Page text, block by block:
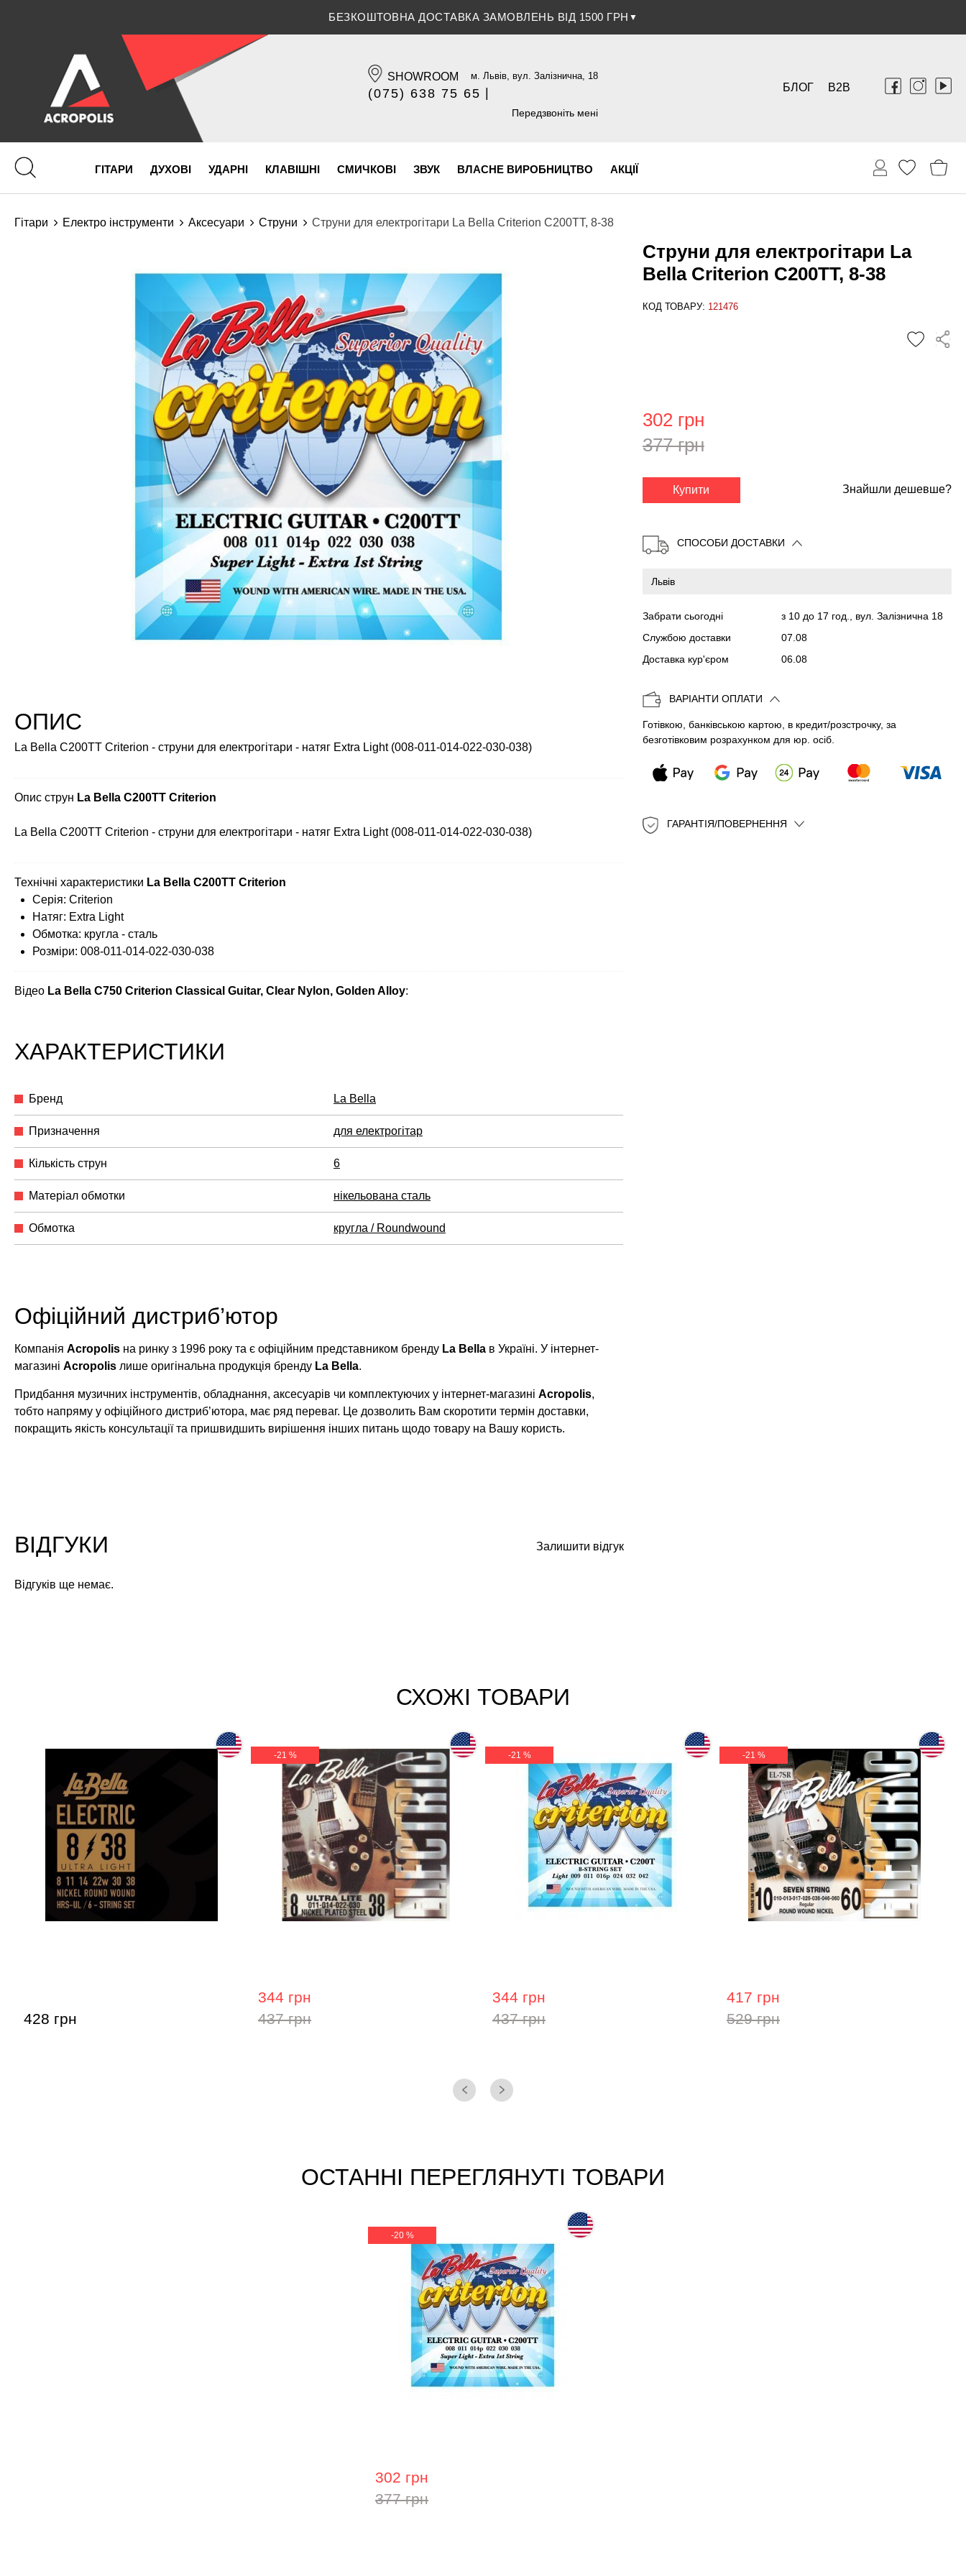
БЕЗКОШТОВНА ДОСТАВКА ЗАМОВЛЕНЬ ВІД 1500 ГРН ▼
ЗНИЖКА 5% ПРИ ОПЛАТІ БАНКІВСЬКОЮ КАРТКОЮ▼
SHOWROOM м. Львів, вул. Залізнична, 18
(075) 638 75 65
(096) 609 84 32
Передзвоніть мені
B2B
БЛОГ
ГІТАРИ ДУХОВІ УДАРНІ КЛАВІШНІ СМИЧКОВІ ЗВУК ВЛАСНЕ ВИРОБНИЦТВО АКЦІЇ
Гітари Електро інструменти Аксесуари Струни Струни для електрогітари La Bella Criterion C200TT, 8-38
Струни для електрогітари La
Bella Criterion C200TT, 8-38
КОД ТОВАРУ: 121476
✕
Копіювати
302 грн
377 грн
Купити Знайшли дешевше?
СПОСОБИ ДОСТАВКИ
Забрати сьогодні
з 10 до 17 год., вул. Залізнична 18
Службою доставки
07.08
Доставка кур'єром
06.08
ВАРІАНТИ ОПЛАТИ
Готівкою, банківською картою, в кредит/розстрочку, за
безготівковим розрахунком для юр. осіб.
ГАРАНТІЯ/ПОВЕРНЕННЯ
ОПИС
La Bella C200TT Criterion - струни для електрогітари - натяг Extra Light (008-011-014-022-030-038)
Опис струн La Bella C200TT Criterion
La Bella C200TT Criterion - струни для електрогітари - натяг Extra Light (008-011-014-022-030-038)
Технічні характеристики La Bella C200TT Criterion
Серія: Criterion
Натяг: Extra Light
Обмотка: кругла - сталь
Розміри: 008-011-014-022-030-038
Відео La Bella C750 Criterion Classical Guitar, Clear Nylon, Golden Alloy:
ХАРАКТЕРИСТИКИ
Бренд La Bella
Призначення для електрогітар
Кількість струн 6
Матеріал обмотки нікельована сталь
Обмотка кругла / Roundwound
Офіційний дистриб’ютор
Компанія Acropolis на ринку з 1996 року та є офіційним представником бренду La Bella в Україні. У інтернет-
магазині Acropolis лише оригінальна продукція бренду La Bella.
Придбання музичних інструментів, обладнання, аксесуарів чи комплектуючих у інтернет-магазині Acropolis,
тобто напряму у офіційного дистриб’ютора, має ряд переваг. Це дозволить Вам скоротити термін доставки,
покращить якість консультації та пришвидшить вирішення інших питань щодо товару на Вашу користь.
Залишити відгук
ВІДГУКИ
Відгуків ще немає.
СХОЖІ ТОВАРИ
428 грн
-21 %
344 грн
437 грн
-21 %
344 грн
437 грн
-21 %
417 грн
529 грн
ОСТАННІ ПЕРЕГЛЯНУТІ ТОВАРИ
-20 %
302 грн
377 грн